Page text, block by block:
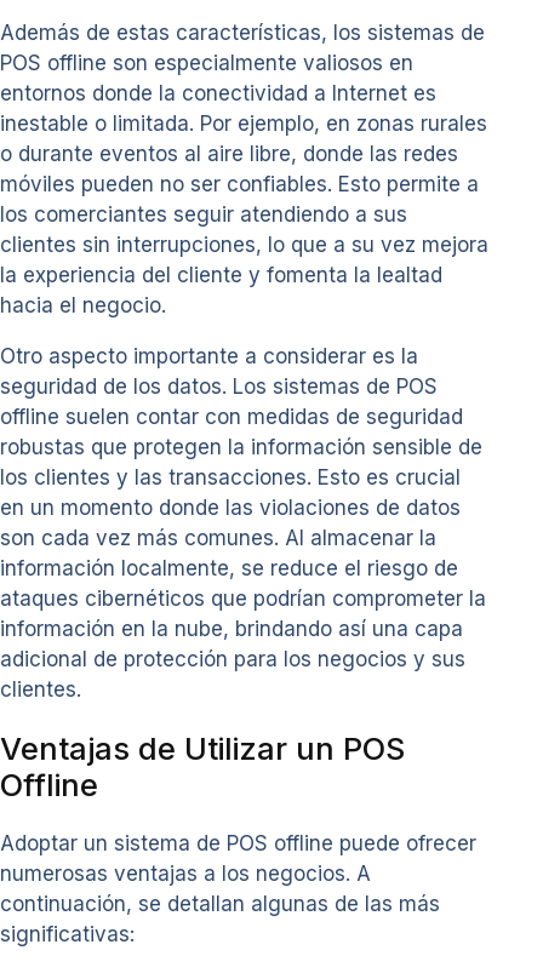
Además de estas características, los sistemas de
POS offline son especialmente valiosos en
entornos donde la conectividad a Internet es
inestable o limitada. Por ejemplo, en zonas rurales
o durante eventos al aire libre, donde las redes
móviles pueden no ser confiables. Esto permite a
los comerciantes seguir atendiendo a sus
clientes sin interrupciones, lo que a su vez mejora
la experiencia del cliente y fomenta la lealtad
hacia el negocio.
Otro aspecto importante a considerar es la
seguridad de los datos. Los sistemas de POS
offline suelen contar con medidas de seguridad
robustas que protegen la información sensible de
los clientes y las transacciones. Esto es crucial
en un momento donde las violaciones de datos
son cada vez más comunes. Al almacenar la
información localmente, se reduce el riesgo de
ataques cibernéticos que podrían comprometer la
información en la nube, brindando así una capa
adicional de protección para los negocios y sus
clientes.
Ventajas de Utilizar un POS
Offline
Adoptar un sistema de POS offline puede ofrecer
numerosas ventajas a los negocios. A
continuación, se detallan algunas de las más
significativas: